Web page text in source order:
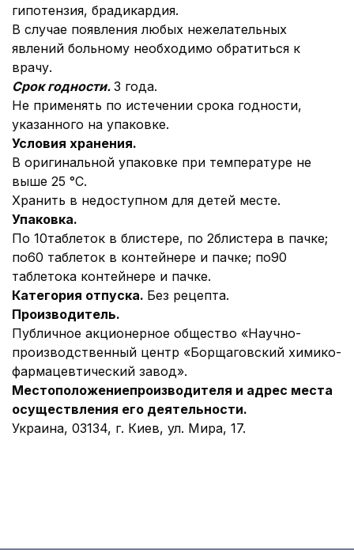
гипотензия, брадикардия.
В случае появления любых нежелательных
явлений больному необходимо обратиться к
врачу.
Срок годности. 3 года.
Не применять по истечении срока годности,
указанного на упаковке.
Условия хранения.
В оригинальной упаковке при температуре не
выше 25 °С.
Хранить в недоступном для детей месте.
Упаковка.
По 10таблеток в блистере, по 2блистера в пачке;
по60 таблеток в контейнере и пачке; по90
таблетока контейнере и пачке.
Категория отпуска. Без рецепта.
Производитель.
Публичное акционерное общество «Научно-
производственный центр «Борщаговский химико-
фармацевтический завод».
Местоположениепроизводителя и адрес места
осуществления его деятельности.
Украина, 03134, г. Киев, ул. Мира, 17.